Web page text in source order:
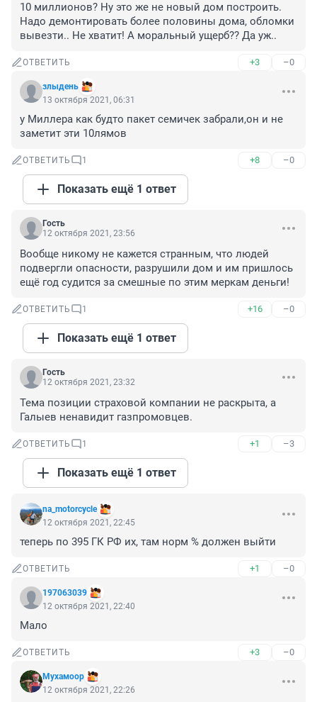
10 миллионов? Ну это же не новый дом построить.
Надо демонтировать более половины дома, обломки
вывезти.. Не хватит! А моральный ущерб?? Да уж..
ОТВЕТИТЬ +3 –0
злыдень
13 октября 2021, 06:31
у Миллера как будто пакет семичек забрали,он и не
заметит эти 10лямов
ОТВЕТИТЬ 1 +8 –0
Показать ещё 1 ответ
Гость
12 октября 2021, 23:56
Вообще никому не кажется странным, что людей
подвергли опасности, разрушили дом и им пришлось
ещё год судится за смешные по этим меркам деньги!
ОТВЕТИТЬ 1 +16 –0
Показать ещё 1 ответ
Гость
12 октября 2021, 23:32
Тема позиции страховой компании не раскрыта, а
Галыев ненавидит газпромовцев.
ОТВЕТИТЬ 1 +1 –3
Показать ещё 1 ответ
na_motorcycle
12 октября 2021, 22:45
теперь по 395 ГК РФ их, там норм % должен выйти
ОТВЕТИТЬ +1 –0
197063039
12 октября 2021, 22:40
Мало
ОТВЕТИТЬ +3 –0
Мухамоор
12 октября 2021, 22:26